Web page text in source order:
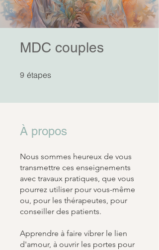
MDC couples
9 étapes
À propos
Nous sommes heureux de vous
transmettre ces enseignements
avec travaux pratiques, que vous
pourrez utiliser pour vous-même
ou, pour les thérapeutes, pour
conseiller des patients.
Apprendre à faire vibrer le lien
d'amour, à ouvrir les portes pour